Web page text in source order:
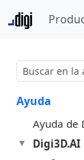
Ayuda
Ayuda de
Digi3D.AI